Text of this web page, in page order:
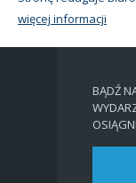
więcej informacji
BĄDŹ